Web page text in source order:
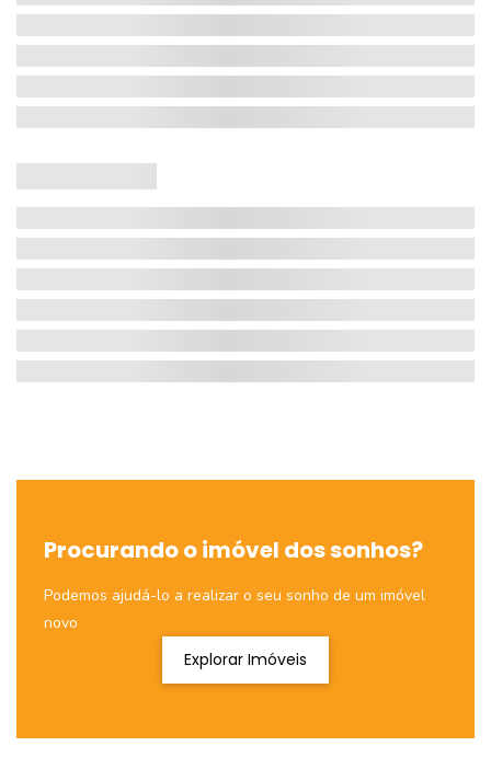
Procurando o imóvel dos sonhos?
Podemos ajudá-lo a realizar o seu sonho de um imóvel
novo
Explorar Imóveis